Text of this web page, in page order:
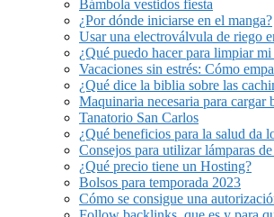
Bámbola vestidos fiesta
¿Por dónde iniciarse en el manga?
Usar una electroválvula de riego
¿Qué puedo hacer para limpiar
Vacaciones sin estrés: Cómo
¿Qué dice la biblia sobre las
Maquinaria necesaria para cargar
Tanatorio San Carlos
¿Qué beneficios para la salud da
Consejos para utilizar lámparas
¿Qué precio tiene un Hosting?
Bolsos para temporada 2023
Cómo se consigue una